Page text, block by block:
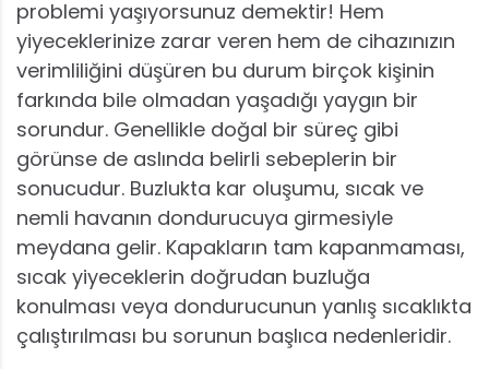
problemi yaşıyorsunuz demektir! Hem
yiyeceklerinize zarar veren hem de cihazınızın
verimliliğini düşüren bu durum birçok kişinin
farkında bile olmadan yaşadığı yaygın bir
sorundur. Genellikle doğal bir süreç gibi
görünse de aslında belirli sebeplerin bir
sonucudur. Buzlukta kar oluşumu, sıcak ve
nemli havanın dondurucuya girmesiyle
meydana gelir. Kapakların tam kapanmaması,
sıcak yiyeceklerin doğrudan buzluğa
konulması veya dondurucunun yanlış sıcaklıkta
çalıştırılması bu sorunun başlıca nedenleridir.